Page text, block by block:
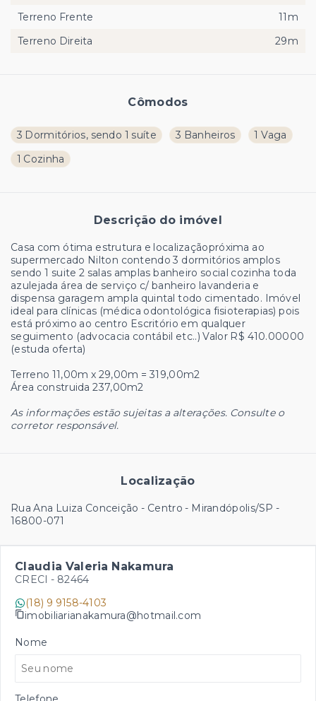
Cômodos
3 Dormitórios, sendo 1 suíte 3 Banheiros
1 Vaga
1 Cozinha
Descrição do imóvel
Casa com ótima estrutura e localizaçãopróxima ao
supermercado Nilton contendo 3 dormitórios amplos
sendo 1 suite 2 salas amplas banheiro social cozinha toda
azulejada área de serviço c/ banheiro lavanderia e
dispensa garagem ampla quintal todo cimentado. Imóvel
ideal para clínicas (médica odontológica fisioterapias) pois
está próximo ao centro Escritório em qualquer
seguimento (advocacia contábil etc..) Valor R$ 410.00000
(estuda oferta)
Terreno 11,00m x 29,00m = 319,00m2
Área construida 237,00m2
As informações estão sujeitas a alterações. Consulte o
corretor responsável.
Localização
Rua Ana Luiza Conceição - Centro - Mirandópolis/SP -
16800-071
Terreno Frente
11m
Terreno Direita
29m
Claudia Valeria Nakamura
CRECI - 82464
(18) 9 9158-4103
imobiliarianakamura@hotmail.com
Nome